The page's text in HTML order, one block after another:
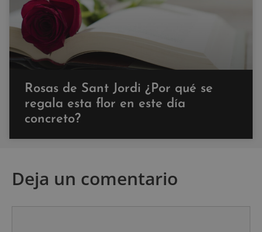
Rosas de Sant Jordi ¿Por qué se
regala esta flor en este día
concreto?
Deja un comentario